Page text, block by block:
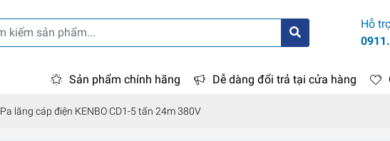
Hỗ
Sản phẩm chính hãng Dễ dàng đổi trả tại cửa hàng
Pa lăng cáp điện KENBO CD1-5 tấn 24m 380V